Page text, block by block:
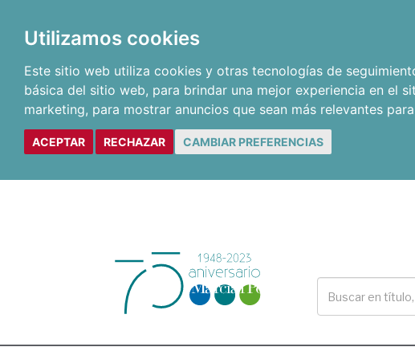
Utilizamos cookies
Este sitio web utiliza cookies y otras tecnologías de
básica del sitio web, para brindar una mejor experiencia en el
marketing, para mostrar anuncios que sean más relevantes
ACEPTAR RECHAZAR CAMBIAR PREFERENCIAS